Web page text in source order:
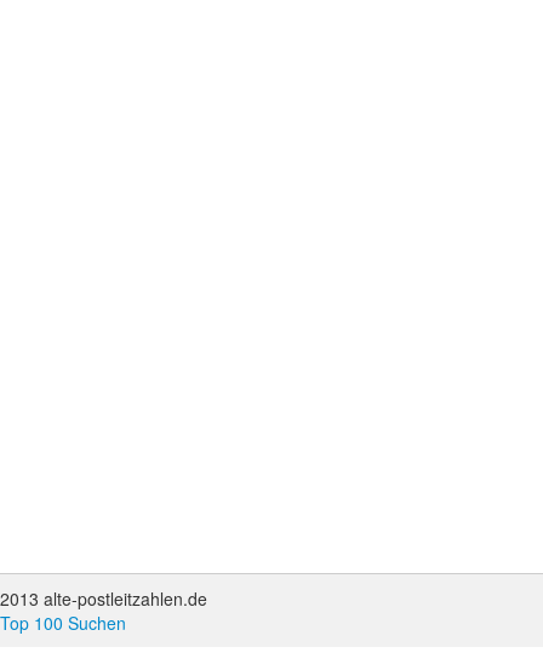
2013 alte-postleitzahlen.de
Top 100 Suchen